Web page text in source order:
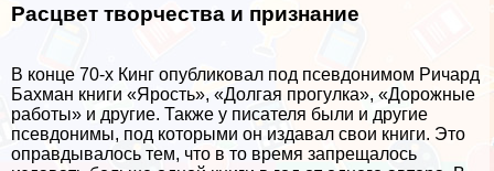
Расцвет творчества и признание
В конце 70-х Кинг опубликовал под псевдонимом Ричард
Бахман книги «Ярость», «Долгая прогулка», «Дорожные
работы» и другие. Также у писателя были и другие
псевдонимы, под которыми он издавал свои книги. Это
оправдывалось тем, что в то время запрещалось